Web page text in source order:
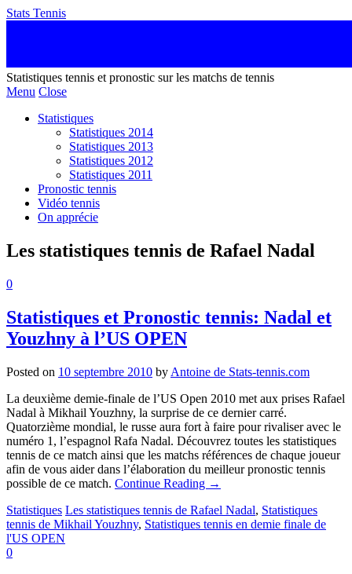
Stats Tennis
Statistiques tennis et pronostic sur les matchs de tennis
Menu Close
Statistiques
Statistiques 2014
Statistiques 2013
Statistiques 2012
Statistiques 2011
Pronostic tennis
Vidéo tennis
On apprécie
Les statistiques tennis de Rafael Nadal
0
Statistiques et Pronostic tennis: Nadal et
Youzhny à l’US OPEN
Posted on 10 septembre 2010 by Antoine de Stats-tennis.com
La deuxième demie-finale de l’US Open 2010 met aux prises Rafael
Nadal à Mikhail Youzhny, la surprise de ce dernier carré.
Quatorzième mondial, le russe aura fort à faire pour rivaliser avec le
numéro 1, l’espagnol Rafa Nadal. Découvrez toutes les statistiques
tennis de ce match ainsi que les matchs références de chaque joueur
afin de vous aider dans l’élaboration du meilleur pronostic tennis
possible de ce match. Continue Reading →
Statistiques Les statistiques tennis de Rafael Nadal, Statistiques
tennis de Mikhail Youzhny, Statistiques tennis en demie finale de
l'US OPEN
0